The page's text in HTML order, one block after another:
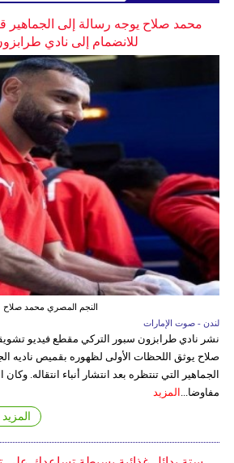
محمد صلاح يوجه رسالة إلى الجماهير
للانضمام إلى نادي
النجم المصري محمد صلاح
لندن - صوت الإمارات
نشر نادي طرابزون سبور التركي مقطع فيديو
صلاح يوثق اللحظات الأولى لظهوره بقميص ناديه
الجماهير التي تنتظره بعد انتشار أنباء انتقاله.
مفاوضا... المزيد